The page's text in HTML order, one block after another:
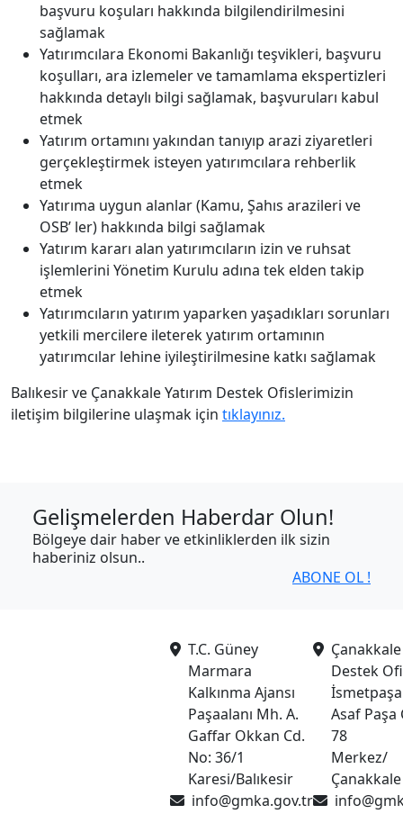
başvuru koşuları hakkında bilgilendirilmesini
sağlamak
Yatırımcılara Ekonomi Bakanlığı teşvikleri, başvuru
koşulları, ara izlemeler ve tamamlama ekspertizleri
hakkında detaylı bilgi sağlamak, başvuruları kabul
etmek
Yatırım ortamını yakından tanıyıp arazi ziyaretleri
gerçekleştirmek isteyen yatırımcılara rehberlik
etmek
Yatırıma uygun alanlar (Kamu, Şahıs arazileri ve
OSB’ ler) hakkında bilgi sağlamak
Yatırım kararı alan yatırımcıların izin ve ruhsat
işlemlerini Yönetim Kurulu adına tek elden takip
etmek
Yatırımcıların yatırım yaparken yaşadıkları sorunları
yetkili mercilere ileterek yatırım ortamının
yatırımcılar lehine iyileştirilmesine katkı sağlamak
Balıkesir ve Çanakkale Yatırım Destek Ofislerimizin
iletişim bilgilerine ulaşmak için tıklayınız.
Gelişmelerden Haberdar Olun!
Bölgeye dair haber ve etkinliklerden ilk sizin
haberiniz olsun..
ABONE OL !
T.C. Güney
Marmara
Kalkınma Ajansı
Paşaalanı Mh. A.
Gaffar Okkan Cd.
No: 36/1
Karesi/Balıkesir
info@gmka.gov.tr
Çanakkale
Destek
Asaf Paşa
78
Merkez/
Çanakkale